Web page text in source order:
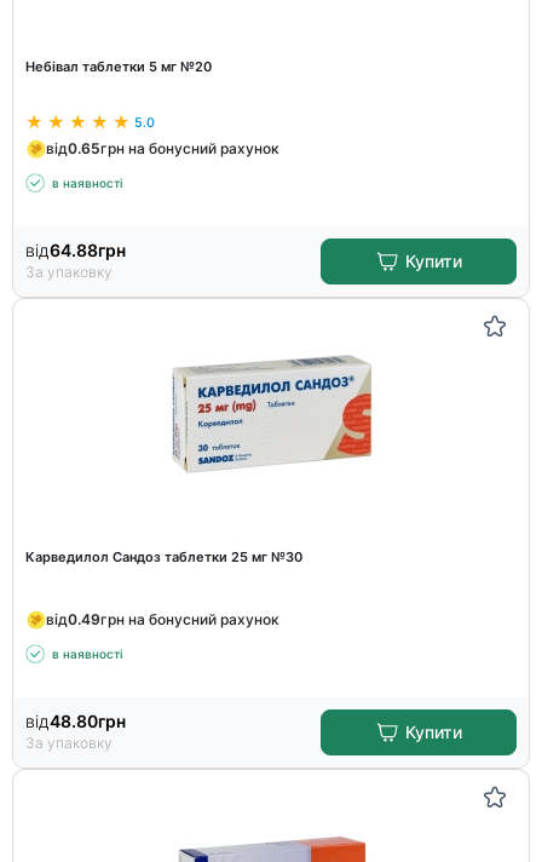
Небівал таблетки 5 мг №20
5.0
від0.65грн на бонусний рахунок
в наявності
від64.88грн
За упаковку
Купити
Карведилол Сандоз таблетки 25 мг №30
від0.49грн на бонусний рахунок
в наявності
від48.80грн
За упаковку
Купити